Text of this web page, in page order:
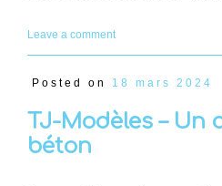
Leave a comment
Posted on 18 mars 2024
TJ-Modèles – Un
béton